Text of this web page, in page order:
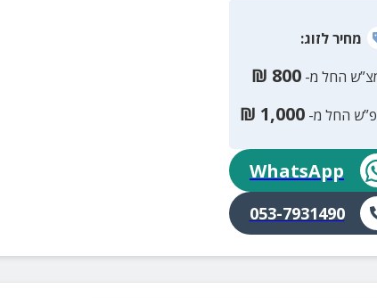
מחירלזוג:
החל מ- 800
₪
החל מ- 1,000
₪
WhatsApp
053-7931490